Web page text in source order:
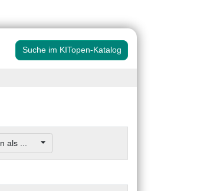
Suche im KITopen-Katalog
als ...